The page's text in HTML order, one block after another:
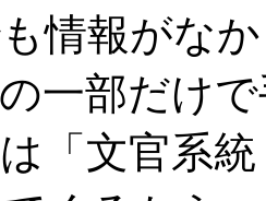
情報がな
一部だけ
「文官系